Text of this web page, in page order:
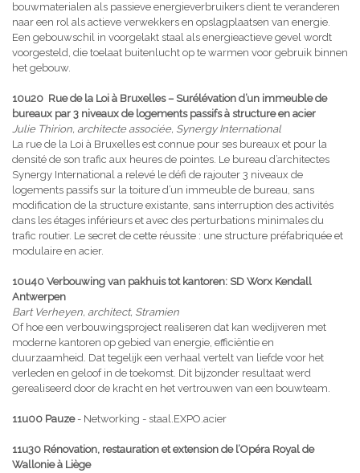
bouwmaterialen als passieve energieverbruikers dient te veranderen
naar een rol als actieve verwekkers en opslagplaatsen van energie.
Een gebouwschil in voorgelakt staal als energieactieve gevel wordt
voorgesteld, die toelaat buitenlucht op te warmen voor gebruik binnen
het gebouw.
10u20 Rue de la Loi à Bruxelles – Surélévation d’un immeuble de
bureaux par 3 niveaux de logements passifs à structure en acier
Julie Thirion, architecte associée, Synergy International
La rue de la Loi à Bruxelles est connue pour ses bureaux et pour la
densité de son trafic aux heures de pointes. Le bureau d’architectes
Synergy International a relevé le défi de rajouter 3 niveaux de
logements passifs sur la toiture d’un immeuble de bureau, sans
modification de la structure existante, sans interruption des activités
dans les étages inférieurs et avec des perturbations minimales du
trafic routier. Le secret de cette réussite : une structure préfabriquée et
modulaire en acier.
10u40 Verbouwing van pakhuis tot kantoren: SD Worx Kendall
Antwerpen
Bart Verheyen, architect, Stramien
Of hoe een verbouwingsproject realiseren dat kan wedijveren met
moderne kantoren op gebied van energie, efficiëntie en
duurzaamheid. Dat tegelijk een verhaal vertelt van liefde voor het
verleden en geloof in de toekomst. Dit bijzonder resultaat werd
gerealiseerd door de kracht en het vertrouwen van een bouwteam.
11u00 Pauze- Networking - staal.EXPO.acier
11u30 Rénovation, restauration et extension de l’Opéra Royal de
Wallonie à Liège